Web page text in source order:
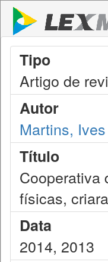
Tipo
Artigo de
Autor
Martins,
Título
Cooperativa
físicas,
Data
2014, 2013